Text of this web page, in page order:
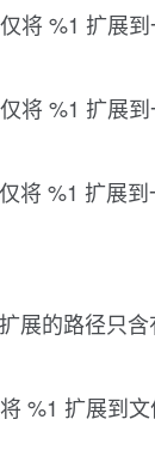
扩展到
扩展到
扩展到一
路径只含
扩展到文